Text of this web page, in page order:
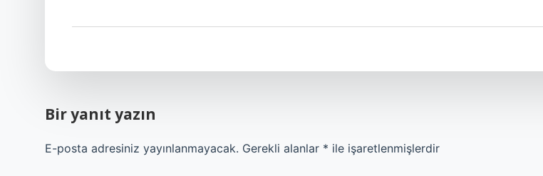
Bir yanıt yazın
E-posta adresiniz yayınlanmayacak. Gerekli alanlar * ile işaretlenmişlerdir